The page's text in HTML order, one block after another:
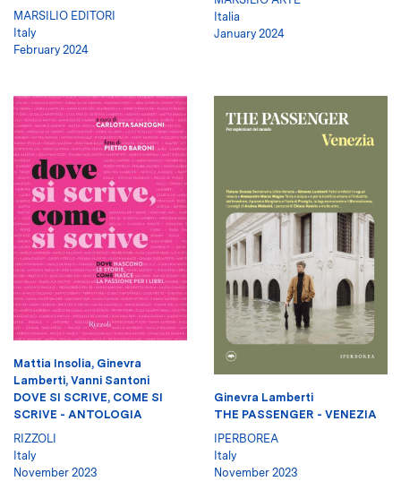
MARSILIO EDITORI
Italy
February 2024
Italia
January 2024
Mattia Insolia, Ginevra
Lamberti, Vanni Santoni
DOVE SI SCRIVE, COME SI
SCRIVE - ANTOLOGIA
RIZZOLI
Italy
November 2023
Ginevra Lamberti
THE PASSENGER - VENEZIA
IPERBOREA
Italy
November 2023